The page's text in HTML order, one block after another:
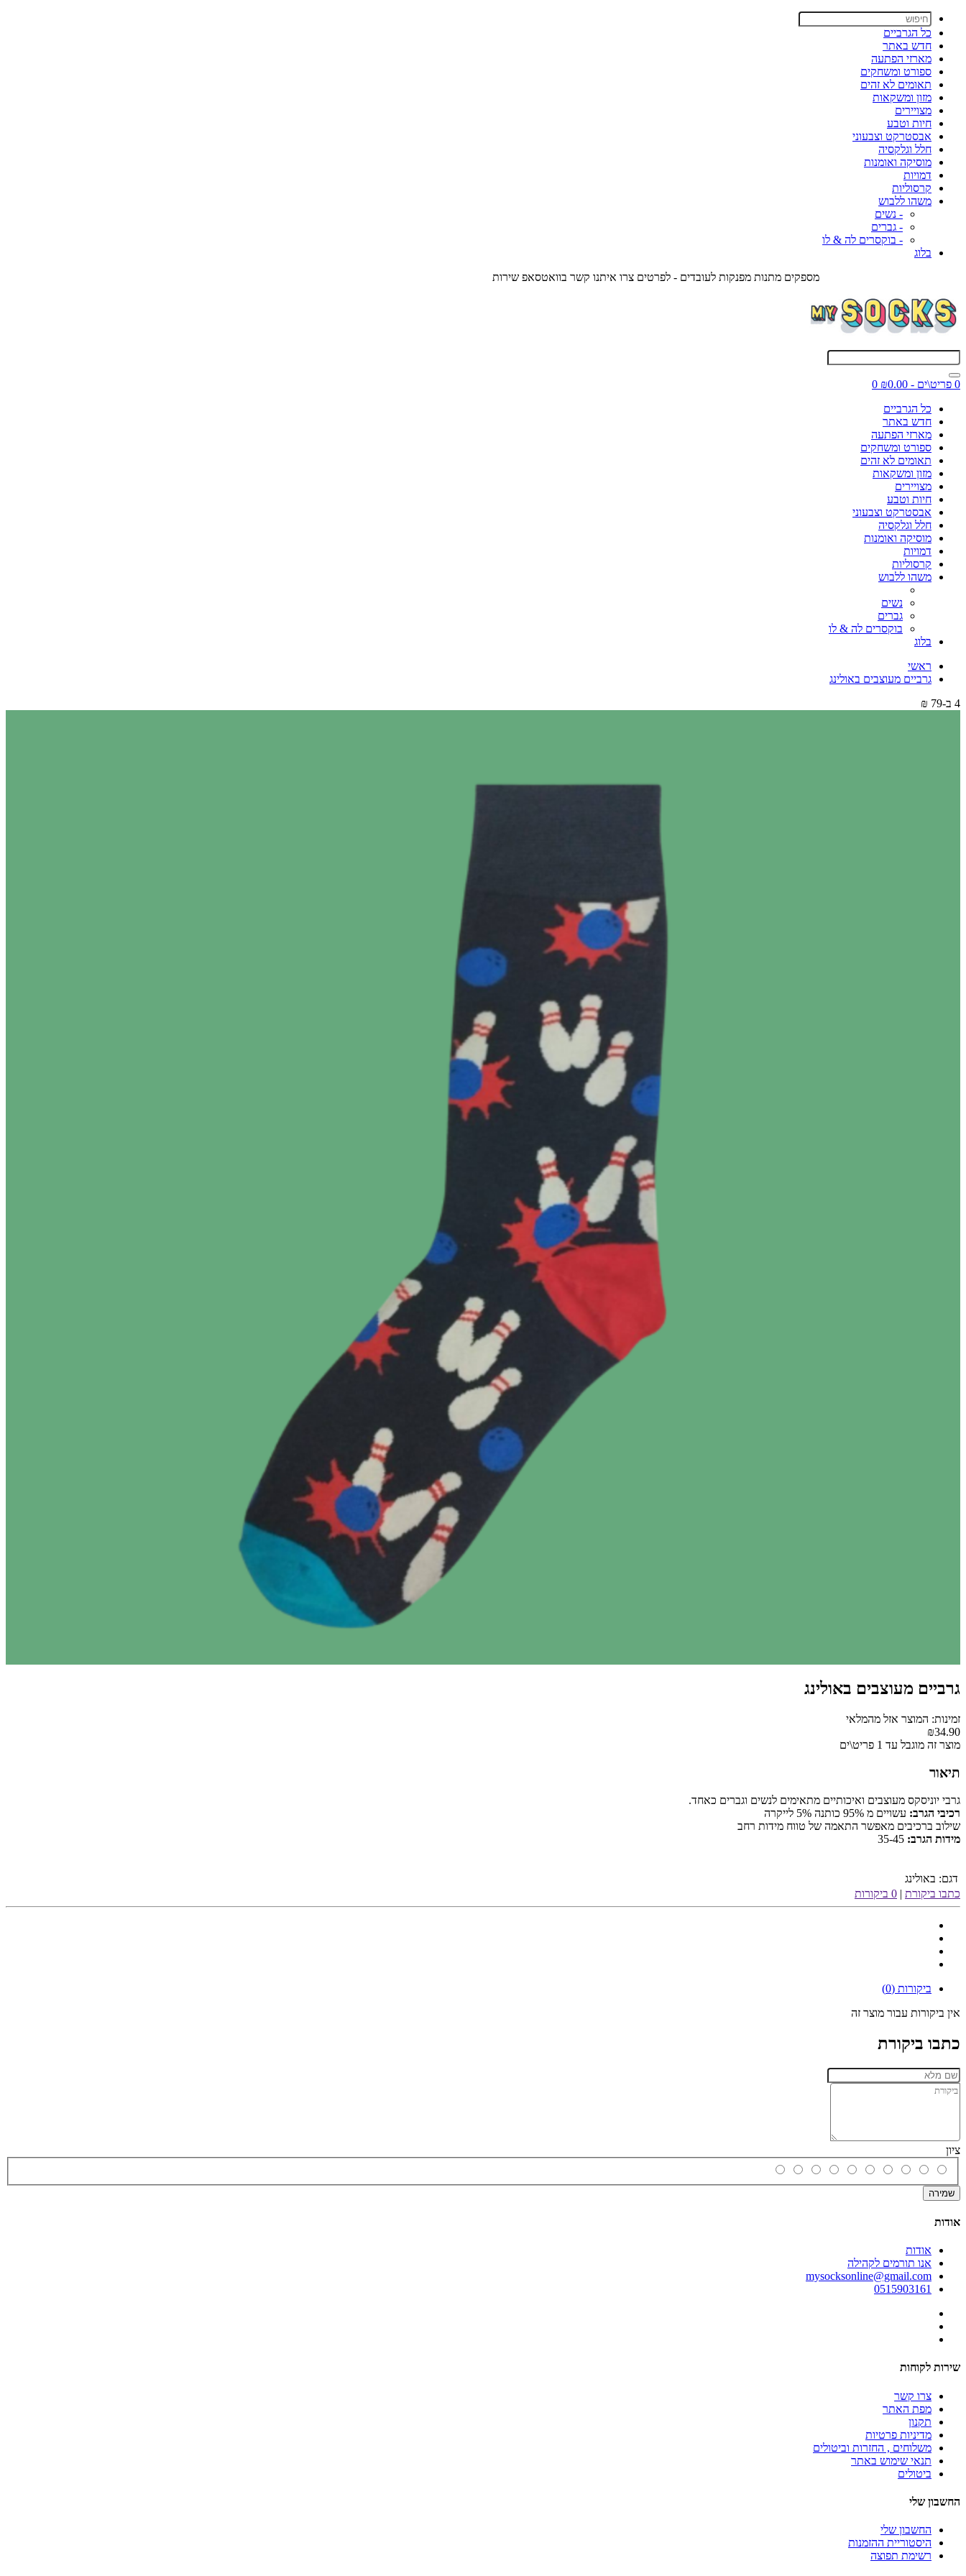
כל הגרביים
חדש באתר
מארזי הפתעה
ספורט ומשחקים
תאומים לא זהים
מזון ומשקאות
מצויירים
חיות וטבע
אבסטרקט וצבעוני
חלל וגלקסיה
מוסיקה ואומנות
דמויות
קרסוליות
משהו ללבוש
- נשים
- גברים
- בוקסרים לה & לו
בלוג
מספקים מתנות מפנקות לעובדים - לפרטים צרו איתנו קשר בוואטסאפ שירות
0 פריט\ים - ₪0.00
0
כל הגרביים
חדש באתר
מארזי הפתעה
ספורט ומשחקים
תאומים לא זהים
מזון ומשקאות
מצויירים
חיות וטבע
אבסטרקט וצבעוני
חלל וגלקסיה
מוסיקה ואומנות
דמויות
קרסוליות
משהו ללבוש
נשים
גברים
בוקסרים לה & לו
בלוג
ראשי
גרביים מעוצבים באולינג
4 ב-79 ₪
גרביים מעוצבים באולינג
זמינות: המוצר אזל מהמלאי
₪34.90
מוצר זה מוגבל עד 1 פריט\ים
תיאור
גרבי יוניסקס מעוצבים ואיכותיים מתאימים לנשים וגברים כאחד.
רכיבי הגרב: עשויים מ 95% כותנה 5% לייקרה
שילוב ברכיבים מאפשר התאמה של טווח מידות רחב
מידות הגרב: 35-45
דגם: באולינג
כתבו ביקורת | 0 ביקורות
ביקורות (0)
אין ביקורות עבור מוצר זה
כתבו ביקורת
ציון
שמירה
אודות
אודות
אנו תורמים לקהילה
mysocksonline@gmail.com
0515903161
שירות לקוחות
צרו קשר
מפת האתר
תקנון
מדיניות פרטיות
משלוחים , החזרות וביטולים
תנאי שימוש באתר
ביטולים
החשבון שלי
החשבון שלי
היסטוריית ההזמנות
רשימת תפוצה